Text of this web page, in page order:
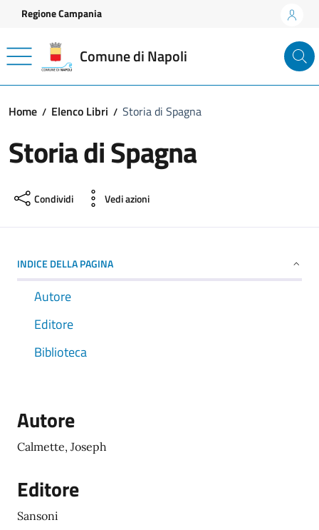
Vai ai contenuti
Vai al footer
Regione Campania
Comune di Napoli
Home Elenco Libri Storia di Spagna
Storia di Spagna
Condividi Vedi azioni
INDICE DELLA PAGINA
Autore
Editore
Biblioteca
Autore
Calmette, Joseph
Editore
Sansoni